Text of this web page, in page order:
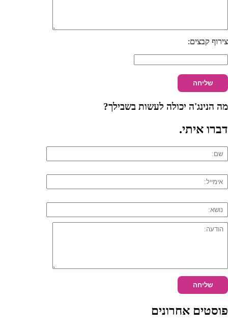
צירוף קבצים:
מה הנינג'ה יכולה לעשות בשבילך?
דברו איתי.
פוסטים אחרונים